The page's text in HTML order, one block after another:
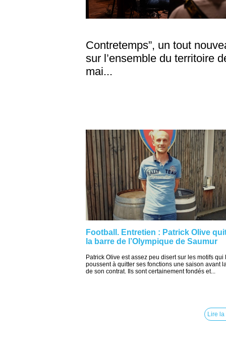
Contretemps”, un tout
sur l’ensemble du territoire
mai...
Football. Entretien : Patrick Olive
la barre de l’Olympique de Saumur
Patrick Olive est assez peu disert sur les motifs qui
poussent à quitter ses fonctions une saison avant
de son contrat. Ils sont certainement fondés et...
Lire la